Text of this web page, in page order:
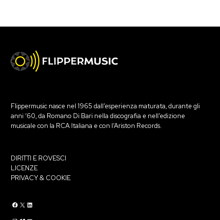
Flippermusic nasce nel 1965 dall’esperienza maturata, durante gli
anni ‘60, da Romano Di Bari nella discografia e nell’edizione
musicale con la RCA Italiana e con l’Ariston Records.
DIRITTI E ROVESCI
LICENZE
PRIVACY & COOKIE
Flippermusic Facebook Flippermusic Twitter
Flippermusic Linkedin